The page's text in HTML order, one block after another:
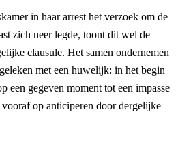
in haar arrest het verzoek om de
zich neer legde, toont dit wel de
clausule. Het samen ondernemen
met een huwelijk: in het begin
een gegeven moment tot een impasse
op anticiperen door dergelijke